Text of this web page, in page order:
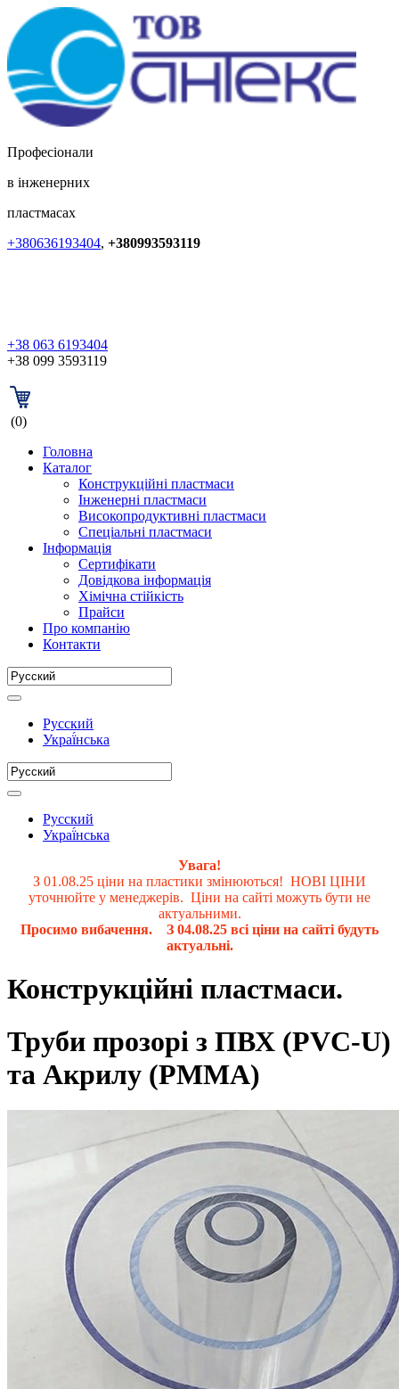
Професіонали
в інженерних
пластмасах
+380636193404, +380993593119
+38 063 6193404
+38 099 3593119
(0)
Головна
Каталог
Конструкційні пластмаси
Інженерні пластмаси
Високопродуктивні пластмаси
Спеціальні пластмаси
Інформація
Сертифікати
Довідкова інформація
Хімічна стійкість
Прайси
Про компанію
Контакти
Русский
Украї́нська
Русский
Украї́нська
Увага!
З 01.08.25 ціни на пластики змінюються! НОВІ ЦІНИ
уточнюйте у менеджерів. Ціни на сайті можуть бути не
актуальними.
Просимо вибачення. З 04.08.25 всі ціни на сайті будуть
актуальні.
Конструкційні пластмаси.
Труби прозорі з ПВХ (PVC-U)
та Акрилу (PMMA)